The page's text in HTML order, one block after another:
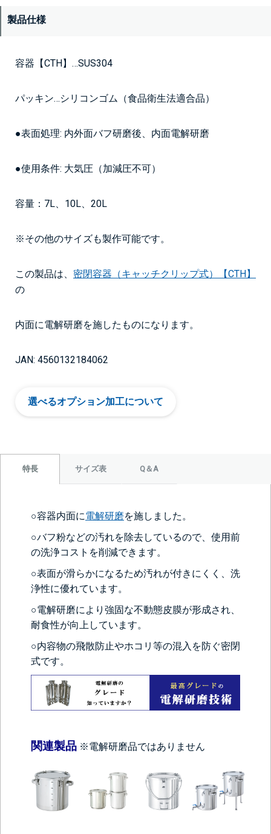
製品仕様
容器【CTH】…SUS304
パッキン…シリコンゴム（食品衛生法適合品）
●表面処理: 内外面バフ研磨後、内面電解研磨
●使用条件: 大気圧（加減圧不可）
容量：7L、10L、20L
※その他のサイズも製作可能です。
この製品は、 密閉容器（キャッチクリップ式）【CTH】
の
内面に電解研磨を施したものになります。
JAN: 4560132184062
選べるオプション加工について
特長 サイズ表 Q＆A
○容器内面に電解研磨を施しました。
○バフ粉などの汚れを除去しているので、使用前
の洗浄コストを削減できます。
○表面が滑らかになるため汚れが付きにくく、洗
浄性に優れています。
○電解研磨により強固な不動態皮膜が形成され、
耐食性が向上しています。
○内容物の飛散防止やホコリ等の混入を防ぐ密閉
式です。
関連製品 ※電解研磨品ではありません